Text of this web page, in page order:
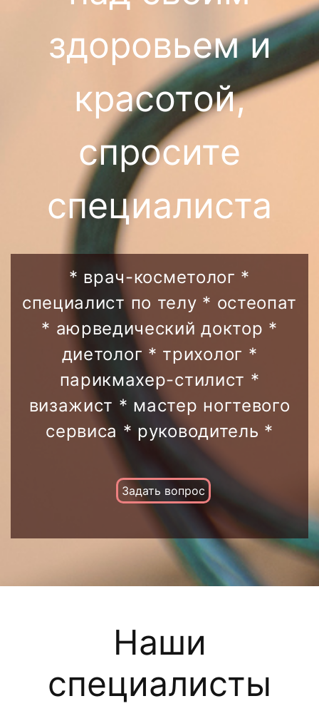
здоровьем и
красотой,
спросите
специалиста
* врач-косметолог *
специалист по телу * остеопат
* аюрведический доктор *
диетолог * трихолог *
парикмахер-стилист *
визажист * мастер ногтевого
сервиса * руководитель *
Задать вопрос
Наши
специалисты